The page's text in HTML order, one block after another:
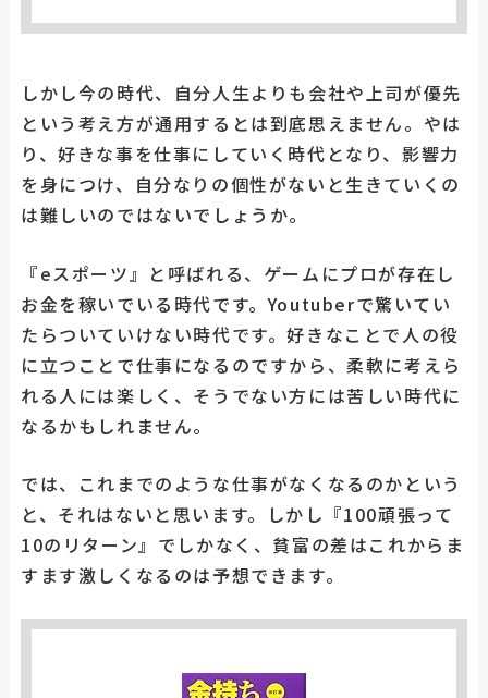
しかし今の時代、自分人生よりも会社や上司が優先
という考え方が通用するとは到底思えません。やは
り、好きな事を仕事にしていく時代となり、影響力
を身につけ、自分なりの個性がないと生きていくの
は難しいのではないでしょうか。
『eスポーツ』と呼ばれる、ゲームにプロが存在し
お金を稼いでいる時代です。Youtuberで驚いてい
たらついていけない時代です。好きなことで人の役
に立つことで仕事になるのですから、柔軟に考えら
れる人には楽しく、そうでない方には苦しい時代に
なるかもしれません。
では、これまでのような仕事がなくなるのかという
と、それはないと思います。しかし『100頑張って
10のリターン』でしかなく、貧富の差はこれからま
すます激しくなるのは予想できます。